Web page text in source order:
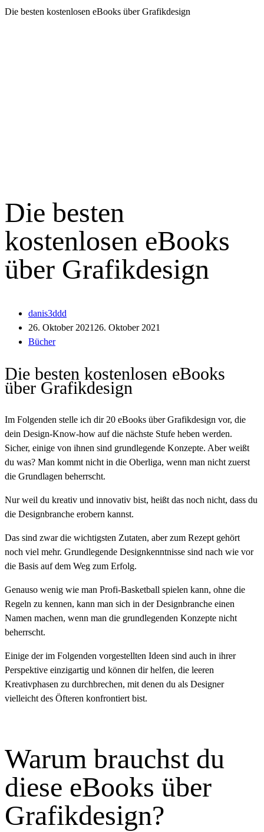
Die besten kostenlosen eBooks über Grafikdesign
Die besten
kostenlosen eBooks
über Grafikdesign
danis3ddd
26. Oktober 202126. Oktober 2021
Bücher
Die besten kostenlosen eBooks
über Grafikdesign
Im Folgenden stelle ich dir 20 eBooks über Grafikdesign vor, die
dein Design-Know-how auf die nächste Stufe heben werden.
Sicher, einige von ihnen sind grundlegende Konzepte. Aber weißt
du was? Man kommt nicht in die Oberliga, wenn man nicht zuerst
die Grundlagen beherrscht.
Nur weil du kreativ und innovativ bist, heißt das noch nicht, dass du
die Designbranche erobern kannst.
Das sind zwar die wichtigsten Zutaten, aber zum Rezept gehört
noch viel mehr. Grundlegende Designkenntnisse sind nach wie vor
die Basis auf dem Weg zum Erfolg.
Genauso wenig wie man Profi-Basketball spielen kann, ohne die
Regeln zu kennen, kann man sich in der Designbranche einen
Namen machen, wenn man die grundlegenden Konzepte nicht
beherrscht.
Einige der im Folgenden vorgestellten Ideen sind auch in ihrer
Perspektive einzigartig und können dir helfen, die leeren
Kreativphasen zu durchbrechen, mit denen du als Designer
vielleicht des Öfteren konfrontiert bist.
Warum brauchst du
diese eBooks über
Grafikdesign?